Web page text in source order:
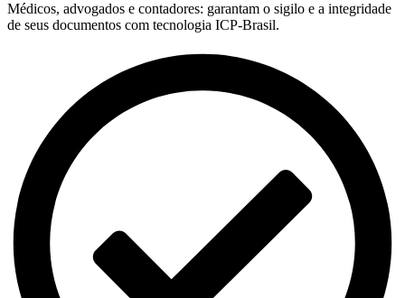
Médicos, advogados e contadores: garantam o sigilo e a integridade
de seus documentos com tecnologia ICP-Brasil.